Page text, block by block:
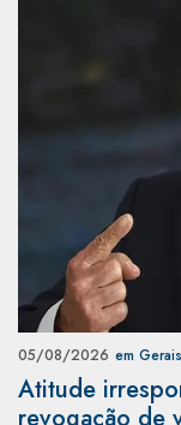
05/08/2026 em Gerais
Atitude